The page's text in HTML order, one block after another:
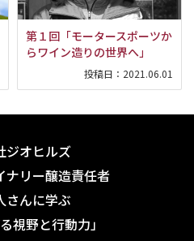
第１回「モータースポーツか
らワイン造りの世界へ」
投稿日： 2021.06.01
ジオヒルズ
ナリー醸造責任者
さんに学ぶ
視野と行動力」